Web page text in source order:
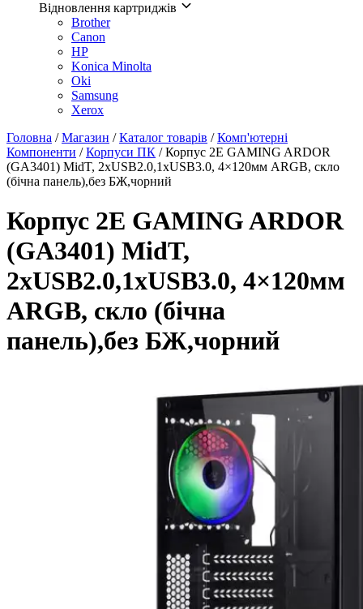
Відновлення картриджів
Brother
Canon
HP
Konica Minolta
Oki
Samsung
Xerox
Головна /Магазин /Каталог товарів /Комп'ютерні
Компоненти /Корпуси ПК / Корпус 2E GAMING ARDOR
(GA3401) MidT, 2xUSB2.0,1xUSB3.0, 4×120мм ARGB, скло
(бічна панель),без БЖ,чорний
Корпус 2E GAMING ARDOR
(GA3401) MidT,
2xUSB2.0,1xUSB3.0, 4×120мм
ARGB, скло (бічна
панель),без БЖ,чорний